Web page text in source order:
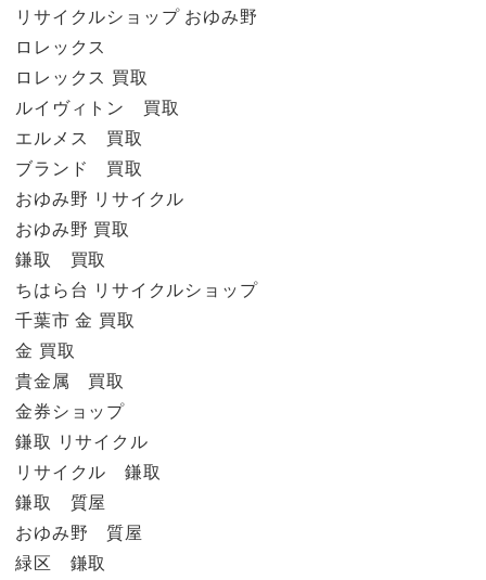
リサイクルショップ おゆみ野
ロレックス
ロレックス 買取
ルイヴィトン 買取
エルメス 買取
ブランド 買取
おゆみ野 リサイクル
おゆみ野 買取
鎌取 買取
ちはら台 リサイクルショップ
千葉市 金 買取
金 買取
貴金属 買取
金券ショップ
鎌取 リサイクル
リサイクル 鎌取
鎌取 質屋
おゆみ野 質屋
緑区 鎌取